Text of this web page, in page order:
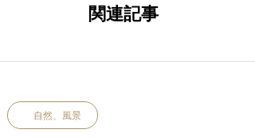
関連記事
自然、風景